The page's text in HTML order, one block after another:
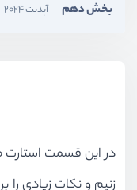
بخش دهم آپدیت 2024
در این قسمت